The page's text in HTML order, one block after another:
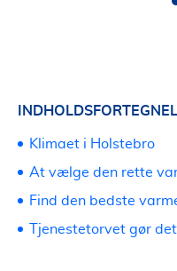
Klimaet i Holstebro
At vælge den rette
Find den bedste
Tjenestetorvet gør